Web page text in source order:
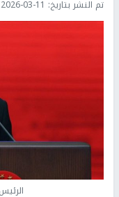
تم النشر بتاريخ: 2026-03-11 22:16